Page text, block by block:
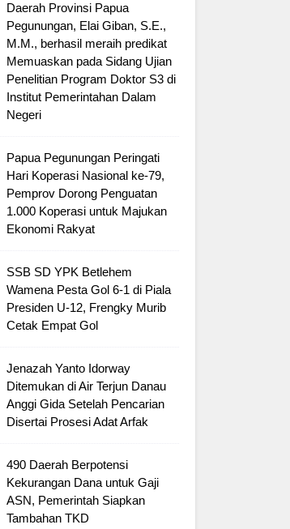
Daerah Provinsi Papua
Pegunungan, Elai Giban, S.E.,
M.M., berhasil meraih predikat
Memuaskan pada Sidang Ujian
Penelitian Program Doktor S3 di
Institut Pemerintahan Dalam
Negeri
Papua Pegunungan Peringati
Hari Koperasi Nasional ke-79,
Pemprov Dorong Penguatan
1.000 Koperasi untuk Majukan
Ekonomi Rakyat
SSB SD YPK Betlehem
Wamena Pesta Gol 6-1 di Piala
Presiden U-12, Frengky Murib
Cetak Empat Gol
Jenazah Yanto Idorway
Ditemukan di Air Terjun Danau
Anggi Gida Setelah Pencarian
Disertai Prosesi Adat Arfak
490 Daerah Berpotensi
Kekurangan Dana untuk Gaji
ASN, Pemerintah Siapkan
Tambahan TKD